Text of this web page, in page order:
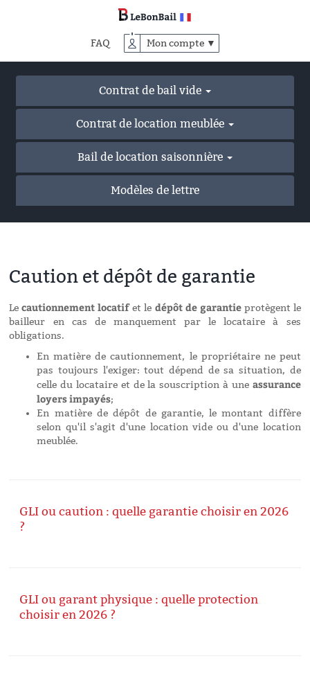
FAQ Mon compte ▼
Contrat de bail vide
Contrat de location meublée
Bail de location saisonnière
Modèles de lettre
Caution et dépôt de garantie
Lecautionnement locatifet le dépôt de garantieprotègent le
bailleur en cas de manquement par le locataire à ses
obligations.
En matière de cautionnement, le propriétaire ne peut
pas toujours l'exiger: tout dépend de sa situation, de
celle du locataire et de la souscription à une assurance
loyers impayés;
En matière de dépôt de garantie, le montant diffère
selon qu'il s'agit d'une location vide ou d'une location
meublée.
GLI ou caution : quelle garantie choisir en 2026
?
GLI ou garant physique : quelle protection
choisir en 2026 ?